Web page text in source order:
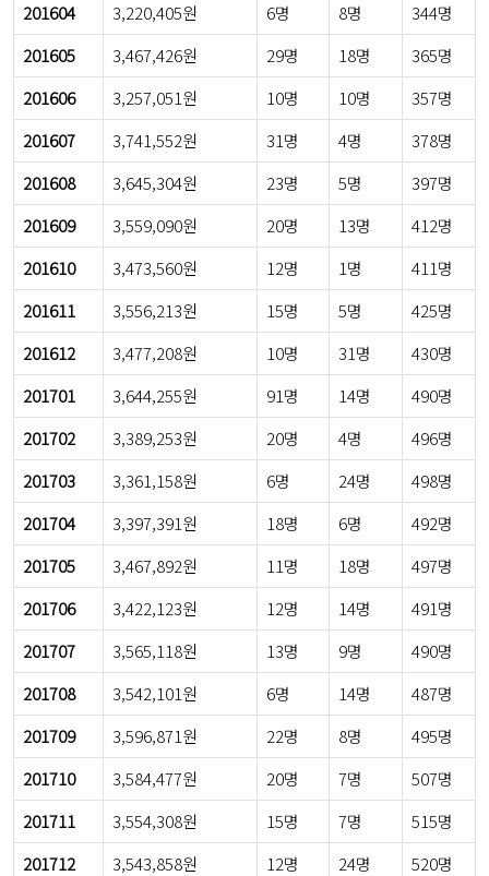
201604
3,220,405원 6명 8명
344명
201605
3,467,426원 29명 18명
365명
201606
3,257,051원 10명 10명
357명
201607
3,741,552원 31명 4명
378명
201608
3,645,304원 23명 5명
397명
201609
3,559,090원 20명 13명
412명
201610
3,473,560원 12명 1명
411명
201611
3,556,213원 15명 5명
425명
201612
3,477,208원 10명 31명
430명
201701
3,644,255원 91명 14명
490명
201702
3,389,253원 20명 4명
496명
201703
3,361,158원 6명 24명
498명
201704
3,397,391원 18명 6명
492명
201705
3,467,892원 11명 18명
497명
201706
3,422,123원 12명 14명
491명
201707
3,565,118원 13명 9명
490명
201708
3,542,101원 6명 14명
487명
201709
3,596,871원 22명 8명
495명
201710
3,584,477원 20명 7명
507명
201711
3,554,308원 15명 7명
515명
201712
3,543,858원 12명 24명
520명